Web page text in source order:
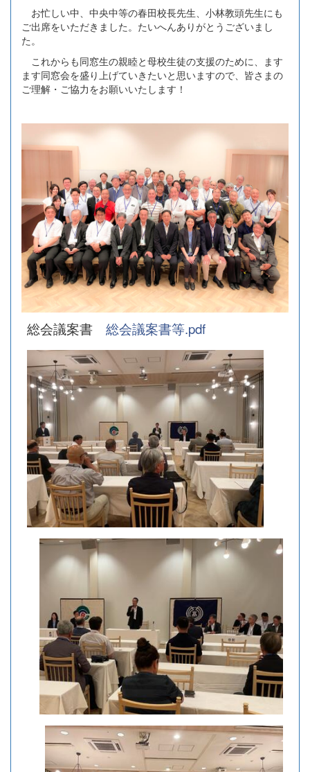
お忙しい中、中央中等の春田校長先生、小林教頭先生にも
ご出席をいただきました。たいへんありがとうございまし
た。
これからも同窓生の親睦と母校生徒の支援のために、ます
ます同窓会を盛り上げていきたいと思いますので、皆さまの
ご理解・ご協力をお願いいたします！
総会議案書 総会議案書等.pdf